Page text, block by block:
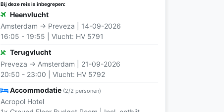
Bij deze reis is inbegrepen:
Heenvlucht
Amsterdam → Preveza | 14-09-2026
16:05 - 19:55 | Vlucht: HV 5791
Terugvlucht
Preveza → Amsterdam | 21-09-2026
20:50 - 23:00 | Vlucht: HV 5792
Accommodatie (2/2 personen)
Acropol Hotel